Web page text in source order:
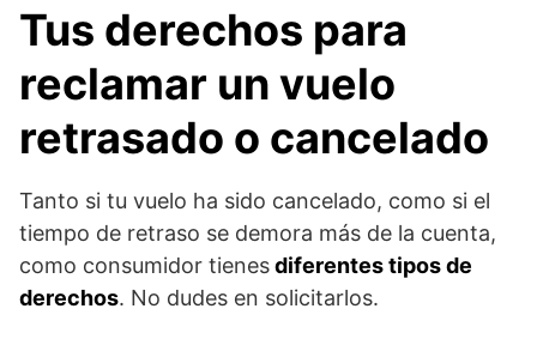
Tus derechos para
reclamar un vuelo
retrasado o cancelado
Tanto si tu vuelo ha sido cancelado, como si el
tiempo de retraso se demora más de la cuenta,
como consumidor tienesdiferentes tipos de
derechos. No dudes en solicitarlos.